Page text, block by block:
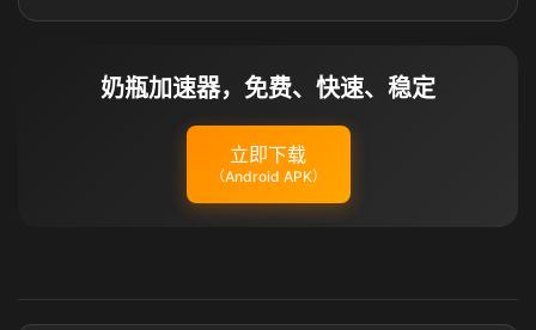
奶瓶加速器，免费、快速、稳定
立即下载
（Android APK）